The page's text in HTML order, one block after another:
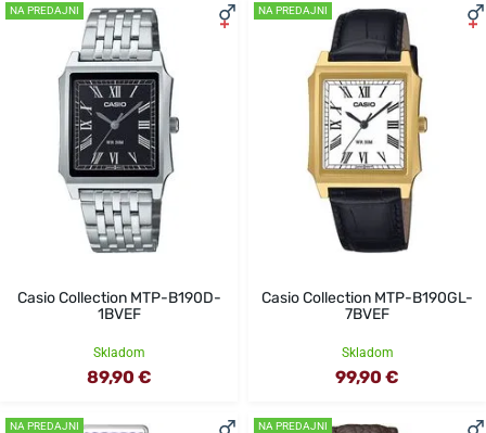
NA PREDAJNI
Casio Collection MTP-B190D-
1BVEF
Skladom
89,90 €
NA PREDAJNI
Casio Collection MTP-B190GL-
7BVEF
Skladom
99,90 €
NA PREDAJNI NA PREDAJNI